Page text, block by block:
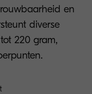
en
diverse
220 gram,